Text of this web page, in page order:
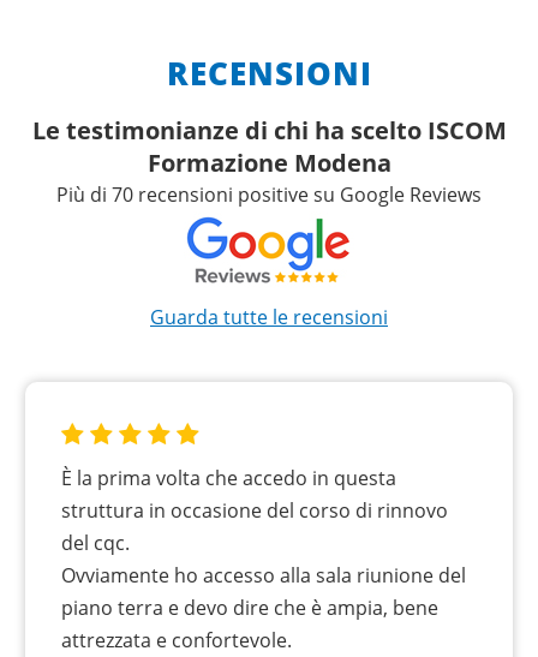
RECENSIONI
Le testimonianze di chi ha scelto ISCOM
Formazione Modena
Più di 70 recensioni positive su Google Reviews
Guarda tutte le recensioni
È la prima volta che accedo in questa
struttura in occasione del corso di rinnovo
del cqc.
Ovviamente ho accesso alla sala riunione del
piano terra e devo dire che è ampia, bene
attrezzata e confortevole.